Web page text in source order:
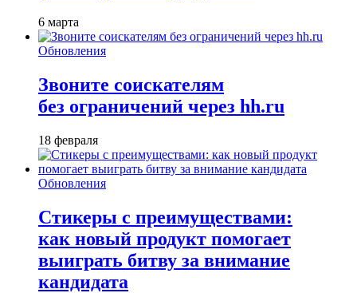
6 марта
Обновления
Звоните соискателям
без ограничений через hh.ru
18 февраля
Обновления
Стикеры с преимуществами:
как новый продукт помогает
выиграть битву за внимание
кандидата